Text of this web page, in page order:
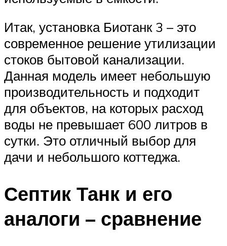
Итак, установка Биотанк 3 – это
современное решение утилизации
стоков бытовой канализации.
Данная модель имеет небольшую
производительность и подходит
для объектов, на которых расход
воды не превышает 600 литров в
сутки. Это отличный выбор для
дачи и небольшого коттеджа.
Септик Танк и его
аналоги – сравнение